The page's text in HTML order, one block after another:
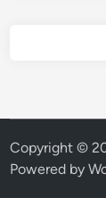
Copyright ©
Powered by